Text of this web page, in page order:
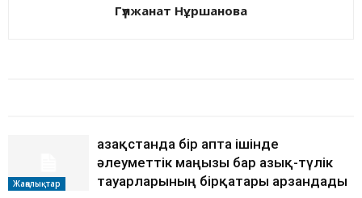
Гүлжанат Нұршанова
Жаңалықтар
Қазақстанда бір апта ішінде
әлеуметтік маңызы бар азық-түлік
тауарларының бірқатары арзандады